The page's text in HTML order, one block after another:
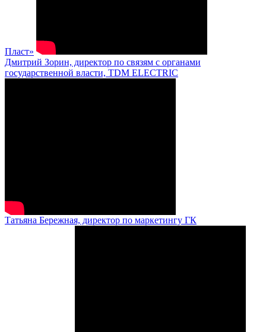
Пласт»
Дмитрий Зорин, директор по связям с органами
государственной власти, TDM ELECTRIC
Татьяна Бережная, директор по маркетингу ГК